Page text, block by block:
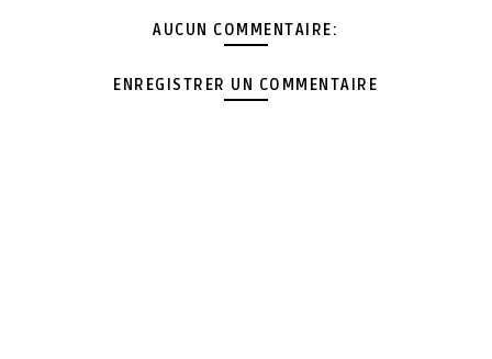
AUCUN COMMENTAIRE:
ENREGISTRER UN COMMENTAIRE